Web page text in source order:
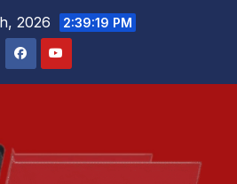
2026 2:39:19 PM